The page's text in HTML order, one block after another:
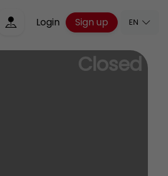
Login Sign up EN
Closed